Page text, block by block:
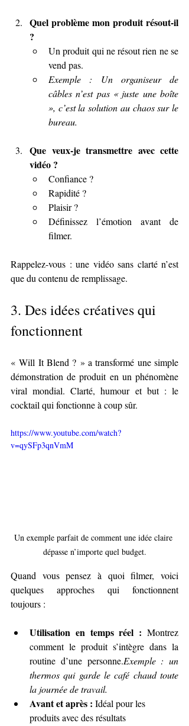
Quel problème mon produit résout-il
?
Un produit qui ne résout rien ne se
vend pas.
Exemple : Un organiseur de
câbles n’est pas « juste une boîte
», c’est la solution au chaos sur le
bureau.
Que veux-je transmettre avec cette
vidéo ?
Confiance ?
Rapidité ?
Plaisir ?
Définissez l’émotion avant de
filmer.
Rappelez-vous : une vidéo sans clarté n’est
que du contenu de remplissage.
3. Des idées créatives qui
fonctionnent
« Will It Blend ? » a transformé une simple
démonstration de produit en un phénomène
viral mondial. Clarté, humour et but : le
cocktail qui fonctionne à coup sûr.
https://www.youtube.com/watch?
v=qySFp3qnVmM
Un exemple parfait de comment une idée claire
dépasse n’importe quel budget.
Quand vous pensez à quoi filmer, voici
quelques approches qui fonctionnent
toujours :
Utilisation en temps réel : Montrez
comment le produit s’intègre dans la
routine d’une personne.Exemple : un
thermos qui garde le café chaud toute
la journée de travail.
Avant et après : Idéal pour les
produits avec des résultats